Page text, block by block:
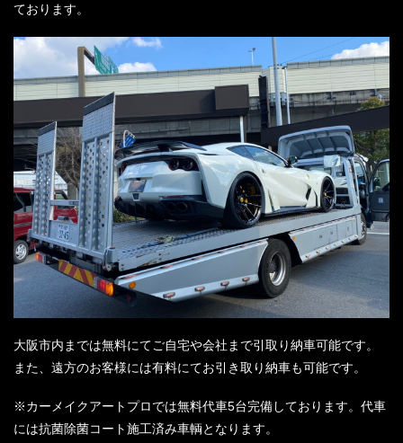
ております。
大阪市内までは無料にてご自宅や会社まで引取り納車可能です。
また、遠方のお客様には有料にてお引き取り納車も可能です。
※カーメイクアートプロでは無料代車5台完備しております。代車
には抗菌除菌コート施工済み車輌となります。